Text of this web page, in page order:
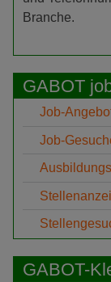
Branche.
GABOT
Job-
Job-
GABOT-